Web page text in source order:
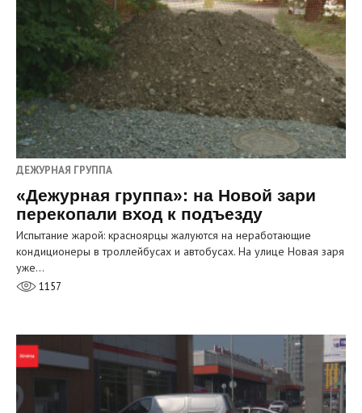
ДЕЖУРНАЯ ГРУППА
«Дежурная группа»: на Новой зари
перекопали вход к подъезду
Испытание жарой: красноярцы жалуются на неработающие
кондиционеры в троллейбусах и автобусах. На улице Новая заря
уже…
1157